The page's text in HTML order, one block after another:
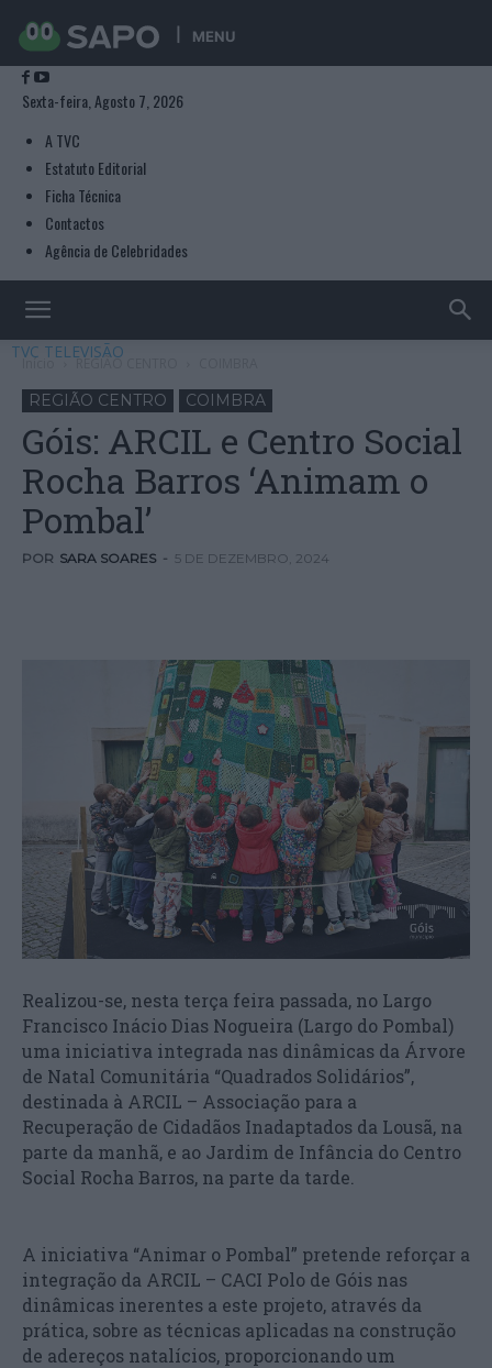
MENU
Sexta-feira, Agosto 7, 2026
A TVC
Estatuto Editorial
Ficha Técnica
Contactos
Agência de Celebridades
TVC TELEVISÃO
Início REGIÃO CENTRO
REGIÃO CENTRO COIMBRA
Góis: ARCIL e Centro Social
Rocha Barros ‘Animam o
Pombal’
POR SARA SOARES - 5 DE DEZEMBRO, 2024
Realizou-se, nesta terça feira passada, no Largo
Francisco Inácio Dias Nogueira (Largo do Pombal)
uma iniciativa integrada nas dinâmicas da Árvore
de Natal Comunitária “Quadrados Solidários”,
destinada à ARCIL – Associação para a
Recuperação de Cidadãos Inadaptados da Lousã, na
parte da manhã, e ao Jardim de Infância do Centro
Social Rocha Barros, na parte da tarde.
A iniciativa “Animar o Pombal” pretende reforçar a
integração da ARCIL – CACI Polo de Góis nas
dinâmicas inerentes a este projeto, através da
prática, sobre as técnicas aplicadas na construção
de adereços natalícios, proporcionando um